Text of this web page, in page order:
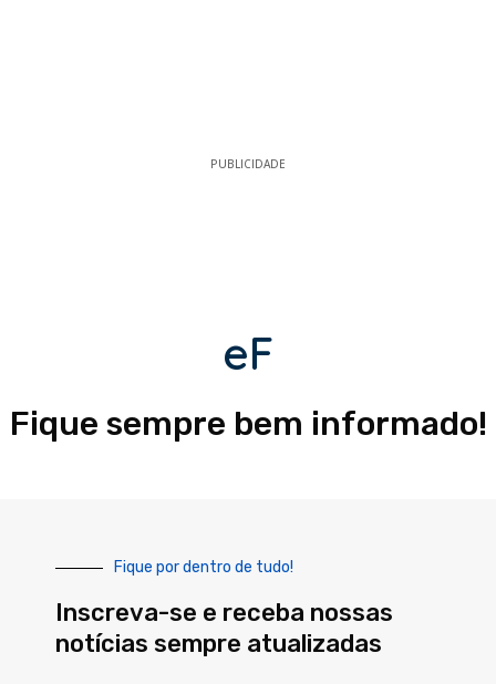
PUBLICIDADE
eF
Fique sempre bem informado!
Fique por dentro de tudo!
Inscreva-se e receba nossas
notícias sempre atualizadas